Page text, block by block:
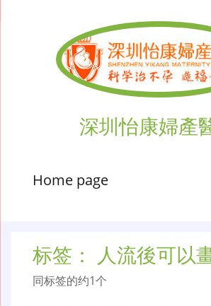
深圳怡康婦產
Home page
标签： 人流後可以
同标签的约1个